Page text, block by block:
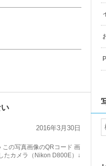
2016年3月30日
の写真画像のQRコード 画
たカメラ（Nikon D800E）↓